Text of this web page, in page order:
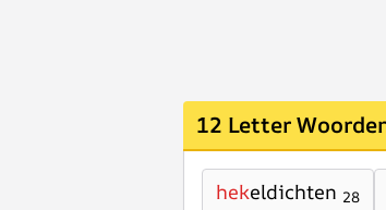
12 Letter
hekeldichten 28